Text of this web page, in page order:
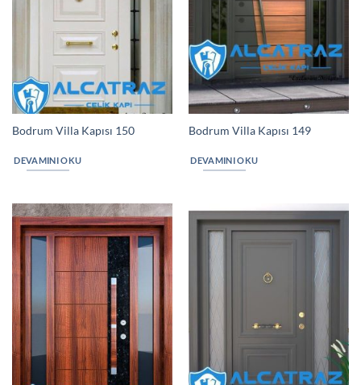
Bodrum Villa Kapısı 150
DEVAMINI OKU
Bodrum Villa Kapısı 149
DEVAMINI OKU